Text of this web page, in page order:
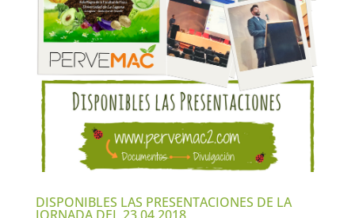
DISPONIBLES LAS PRESENTACIONES DE LA